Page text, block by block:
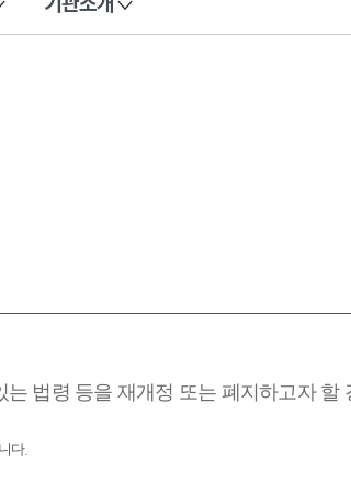
법령 등을 재개정 또는 폐지하고자 할
다.